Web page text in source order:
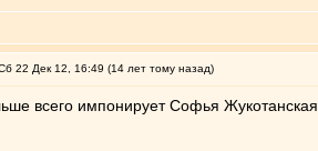
22 Дек 12, 16:49 (14 лет тому назад)
всего импонирует Софья Жукотанская